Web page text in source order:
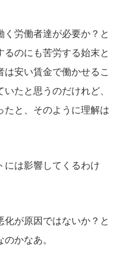
労働者達が必要か？と
のにも苦労する始末と
安い賃金で働かせるこ
たと思うのだけれど、
たと、そのように理解は
には影響してくるわけ
が原因ではないか？と
かなあ。